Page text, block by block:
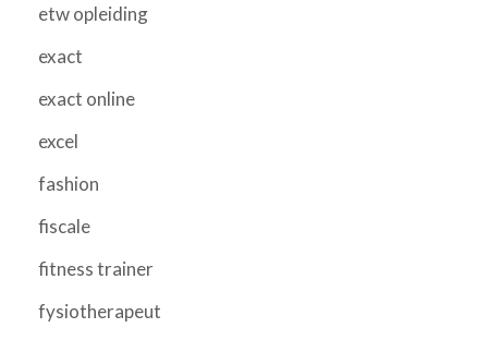
etw opleiding
exact
exact online
excel
fashion
fiscale
fitness trainer
fysiotherapeut